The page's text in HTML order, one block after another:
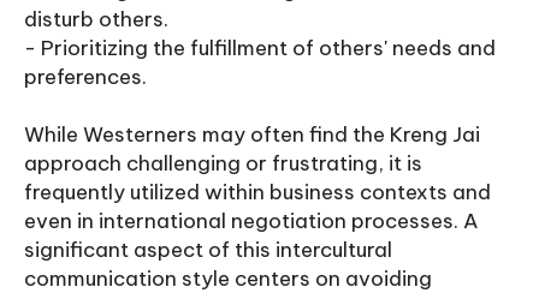
disturb others.
- Prioritizing the fulfillment of others' needs and
preferences.
While Westerners may often find the Kreng Jai
approach challenging or frustrating, it is
frequently utilized within business contexts and
even in international negotiation processes. A
significant aspect of this intercultural
communication style centers on avoiding